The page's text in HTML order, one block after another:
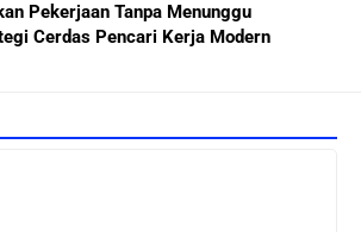
Pekerjaan Tanpa Menunggu
Cerdas Pencari Kerja Modern